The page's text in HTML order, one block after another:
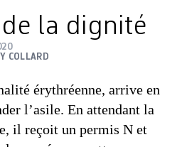
la dignité
COLLARD
érythréenne, arrive en
l’asile. En attendant la
il reçoit un permis N et